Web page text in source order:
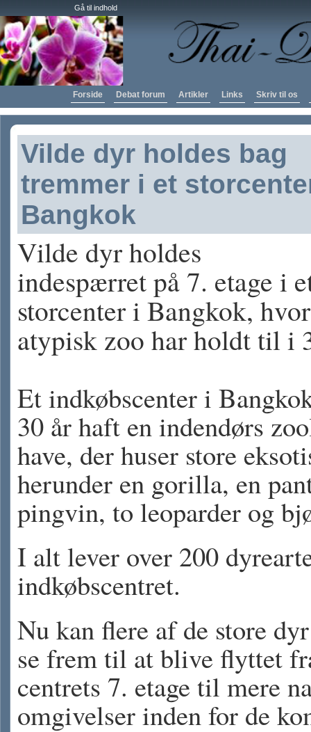
Gå til indhold
Forside Debat forum Artikler Links Skriv til os
Vilde dyr holdes bag
tremmer i et
Bangkok
Vilde dyr holdes
indespærret på 7. etage i
storcenter i Bangkok,
atypisk zoo har holdt til i
Et indkøbscenter i
30 år haft en indendørs
have, der huser store
herunder en gorilla, en
pingvin, to leoparder og
I alt lever over 200
indkøbscentret.
Nu kan flere af de store
se frem til at blive flyttet
centrets 7. etage til mere
omgivelser inden for de